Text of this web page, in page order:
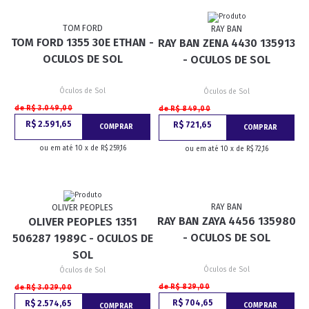
TOM FORD
TOM FORD 1355 30E ETHAN -
OCULOS DE SOL
Óculos de Sol
de R$ 3.049,00
R$ 2.591,65 COMPRAR
ou em até 10 x de R$ 259,16
RAY BAN
RAY BAN ZENA 4430 135913
- OCULOS DE SOL
Óculos de Sol
de R$ 849,00
R$ 721,65 COMPRAR
ou em até 10 x de R$ 72,16
OLIVER PEOPLES
OLIVER PEOPLES 1351
506287 1989C - OCULOS DE
SOL
Óculos de Sol
de R$ 3.029,00
R$ 2.574,65 COMPRAR
RAY BAN
RAY BAN ZAYA 4456 135980
- OCULOS DE SOL
Óculos de Sol
de R$ 829,00
R$ 704,65 COMPRAR